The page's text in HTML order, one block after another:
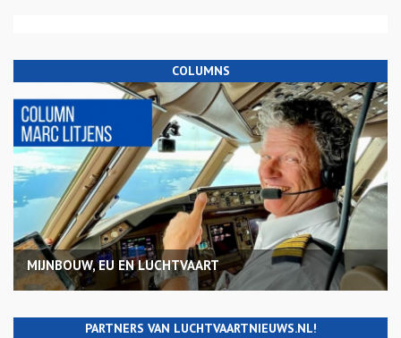
COLUMNS
MIJNBOUW, EU EN LUCHTVAART
PARTNERS VAN LUCHTVAARTNIEUWS.NL!